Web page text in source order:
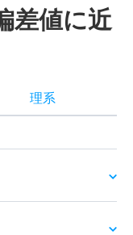
差値に近
理系